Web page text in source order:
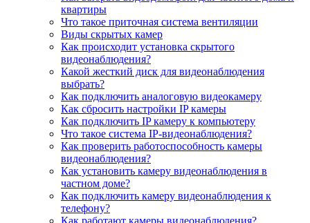
квартиры
Что такое приточная система вентиляции
Виды скрытых камер
Как происходит установка скрытого
видеонаблюдения?
Какой жесткий диск для видеонаблюдения
выбрать?
Как подключить аналоговую видеокамеру
Как сбросить настройки IP камеры
Как подключить IP камеру к компьютеру
Что такое система IP-видеонаблюдения?
Как проверить работоспособность камеры
видеонаблюдения?
Как установить камеру видеонаблюдения в
частном доме?
Как подключить камеру видеонаблюдения к
телефону?
Как работают камеры видеонаблюдения?